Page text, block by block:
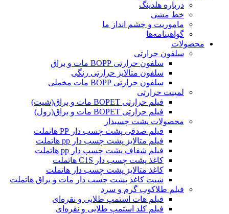
درباره هلدینگ
خط مشی
ماموریت و چشم انداز ما
گواهینامه‌ها
محصولات
سلفون حرارتی
سلفون حرارتی BOPP مات و براق
سلفون متالایز حرارتی رنگی
سلفون حرارتی BOPP مات مخملی
لمینت حرارتی
فیلم حرارتی BOPET مات و براق(شیت)
فیلم حرارتی BOPET مات و براق(رول)
محصولات پشت چسبدار
فیلم صدفی پشت چسب دار PP هاتملت
فیلم متالایز پشت چسب دار pp هاتملت
فیلم شفاف پشت چسب دار pp هاتملت
کاغذ پشت چسب دار C1S هاتملت
کاغذ متالایز پشت چسب دار هاتملت
شیت کاغذ پشت چسب دار مات و براق هاتملت
فیلم طلاکوب گرم و سرد
فیلم هات استمپ طلایی و نقره‌ای
فیلم کلد استمپ طلایی و نقره‌ای